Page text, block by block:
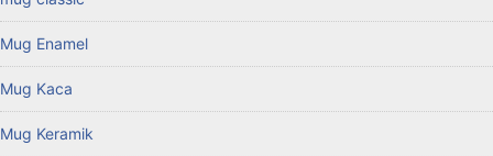
Mug Enamel
Mug Kaca
Mug Keramik